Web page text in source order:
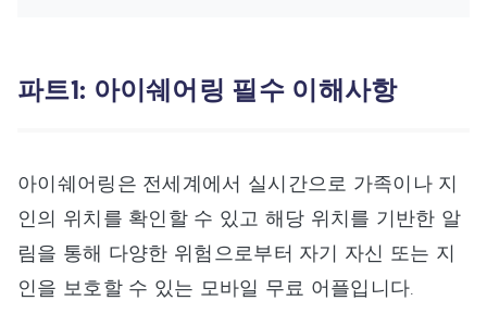
파트1: 아이쉐어링 필수 이해사항
아이쉐어링은 전세계에서 실시간으로 가족이나 지
인의 위치를 확인할 수 있고 해당 위치를 기반한 알
림을 통해 다양한 위험으로부터 자기 자신 또는 지
인을 보호할 수 있는 모바일 무료 어플입니다.